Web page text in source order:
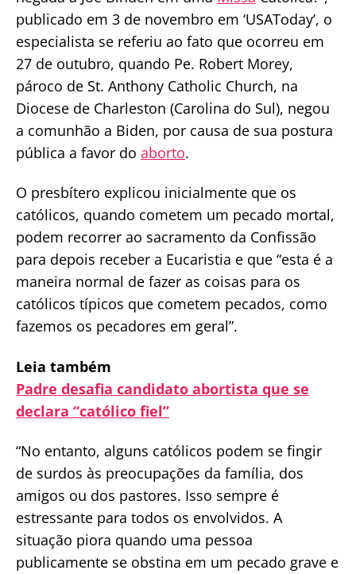
publicado em 3 de novembro em ‘USAToday’, o
especialista se referiu ao fato que ocorreu em
27 de outubro, quando Pe. Robert Morey,
pároco de St. Anthony Catholic Church, na
Diocese de Charleston (Carolina do Sul), negou
a comunhão a Biden, por causa de sua postura
pública a favor do aborto.
O presbítero explicou inicialmente que os
católicos, quando cometem um pecado mortal,
podem recorrer ao sacramento da Confissão
para depois receber a Eucaristia e que “esta é a
maneira normal de fazer as coisas para os
católicos típicos que cometem pecados, como
fazemos os pecadores em geral”.
Leia também
Padre desafia candidato abortista que se
declara “católico fiel”
“No entanto, alguns católicos podem se fingir
de surdos às preocupações da família, dos
amigos ou dos pastores. Isso sempre é
estressante para todos os envolvidos. A
situação piora quando uma pessoa
publicamente se obstina em um pecado grave e